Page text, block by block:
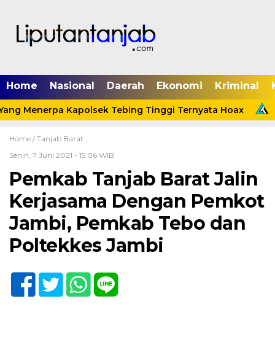
Home Nasional Daerah Ekonomi Kriminal
Menerpa Kapolsek Tebing Tinggi Ternyata Hoax
Home / Tanjab Barat
Senin, 7 Juni 2021 - 15:06 WIB
Pemkab Tanjab Barat Jalin
Kerjasama Dengan Pemkot
Jambi, Pemkab Tebo dan
Poltekkes Jambi